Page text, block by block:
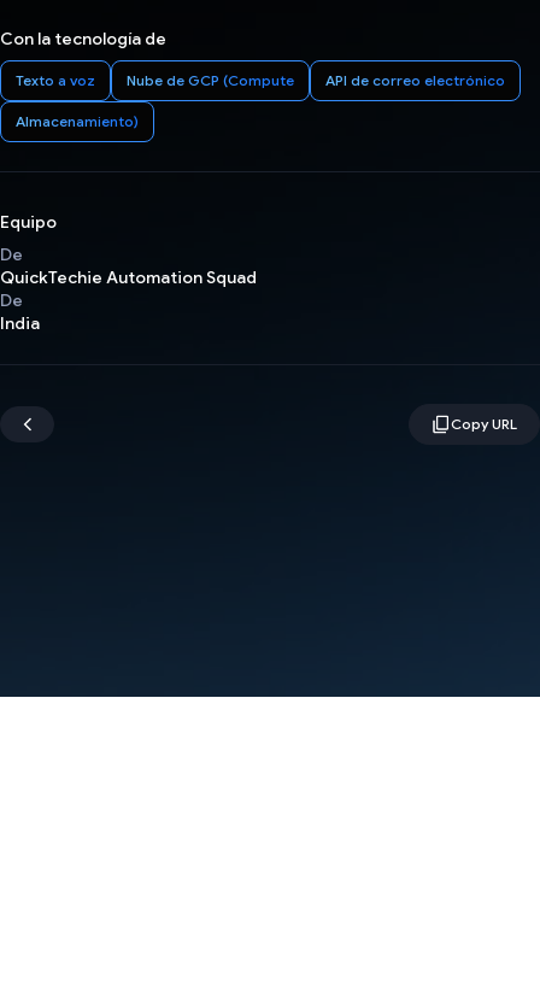
Con la tecnología de
Texto a voz Nube de GCP (Compute API de correo electrónico
Almacenamiento)
Equipo
De
QuickTechie Automation Squad
De
India